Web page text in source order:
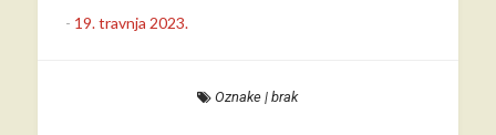
- 19. travnja 2023.
Oznake |brak